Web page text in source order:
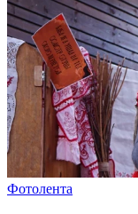
Фотолента